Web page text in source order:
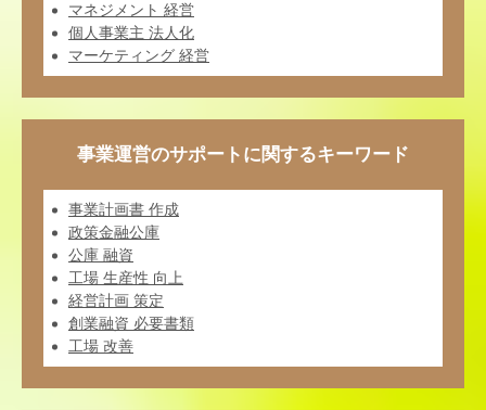
マネジメント 経営
個人事業主 法人化
マーケティング 経営
事業運営のサポートに関するキーワード
事業計画書 作成
政策金融公庫
公庫 融資
工場 生産性 向上
経営計画 策定
創業融資 必要書類
工場 改善